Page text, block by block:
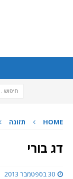
HOME תזונה
דג בורי
30 בספטמבר 2013